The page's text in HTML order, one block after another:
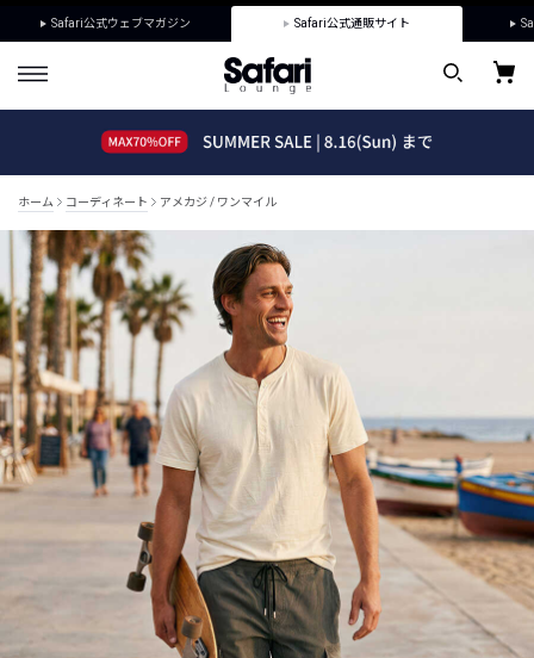
Safari公式ウェブマガジン Safari公式通販サイト
ホーム コーディネート アメカジ / ワンマイル